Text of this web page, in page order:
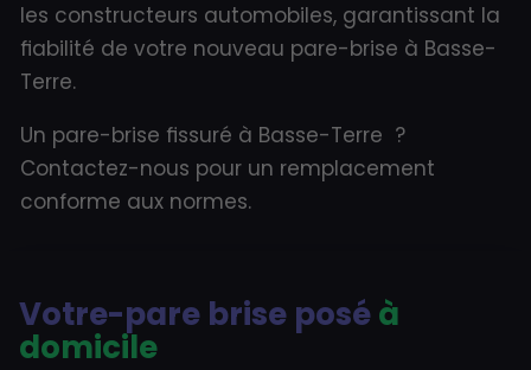
les constructeurs automobiles, garantissant la
fiabilité de votre nouveau pare-brise à Basse-
Terre.
Un pare-brise fissuré à Basse-Terre ?
Contactez-nous pour un remplacement
conforme aux normes.
Votre-pare brise poséà
domicile